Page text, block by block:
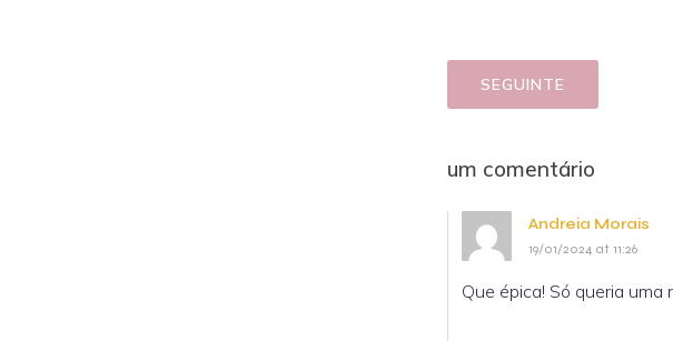
SEGUINTE
um comentário
Andreia Morais
19/01/2024 at 11:26
Que épica! Só queria